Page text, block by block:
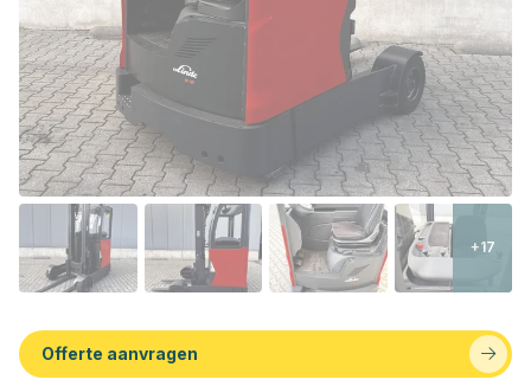
+17
Offerte aanvragen